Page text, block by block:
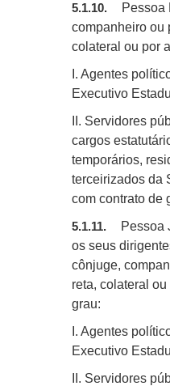
5.1.10.
Pessoa
companheiro ou
colateral ou por
I. Agentes
Executivo
II. Servidores
cargos
temporários,
terceirizados da
com contrato de
5.1.11.
Pessoa
os seus
cônjuge,
reta, colateral
grau:
I. Agentes
Executivo
II. Servidores